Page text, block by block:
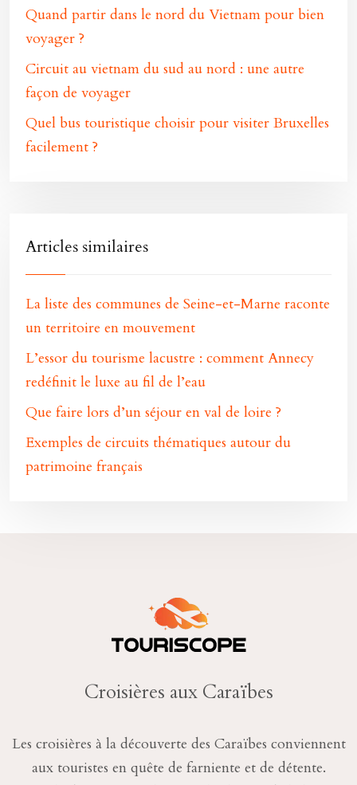
Quand partir dans le nord du Vietnam pour bien
voyager ?
Circuit au vietnam du sud au nord : une autre
façon de voyager
Quel bus touristique choisir pour visiter Bruxelles
facilement ?
Articles similaires
La liste des communes de Seine-et-Marne raconte
un territoire en mouvement
L’essor du tourisme lacustre : comment Annecy
redéfinit le luxe au fil de l’eau
Que faire lors d’un séjour en val de loire ?
Exemples de circuits thématiques autour du
patrimoine français
Croisières aux Caraïbes
Les croisières à la découverte des Caraïbes conviennent
aux touristes en quête de farniente et de détente.